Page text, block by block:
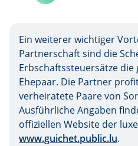
Ein weiterer wichtiger
Partnerschaft sind die
Erbschaftssteuersätze die
Ehepaar. Die Partner
verheiratete Paare von
Ausführliche Angaben
offiziellen Website der
www.guichet.public.lu.